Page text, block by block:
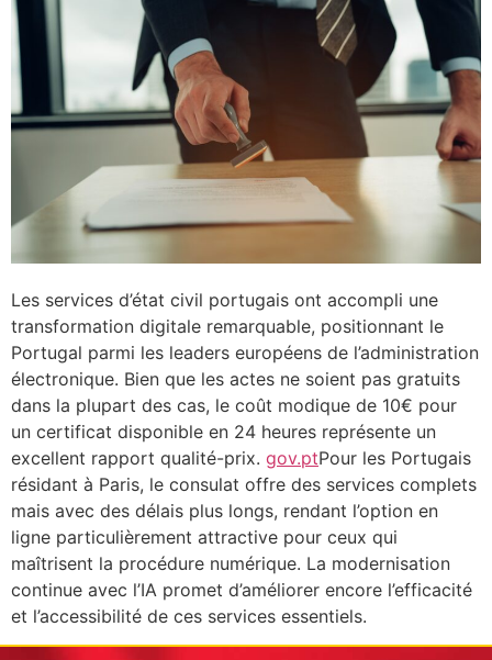
Les services d’état civil portugais ont accompli une
transformation digitale remarquable, positionnant le
Portugal parmi les leaders européens de l’administration
électronique. Bien que les actes ne soient pas gratuits
dans la plupart des cas, le coût modique de 10€ pour
un certificat disponible en 24 heures représente un
excellent rapport qualité-prix. gov.ptPour les Portugais
résidant à Paris, le consulat offre des services complets
mais avec des délais plus longs, rendant l’option en
ligne particulièrement attractive pour ceux qui
maîtrisent la procédure numérique. La modernisation
continue avec l’IA promet d’améliorer encore l’efficacité
et l’accessibilité de ces services essentiels.